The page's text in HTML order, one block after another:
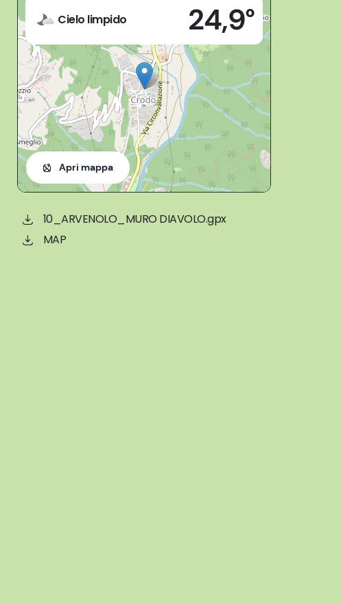
Cielo limpido 24,9°
Apri mappa
10_ARVENOLO_MURO DIAVOLO.gpx
MAP